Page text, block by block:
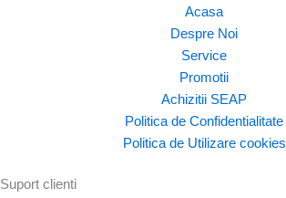
Acasa
Despre Noi
Service
Promotii
Achizitii SEAP
Politica de Confidentialitate
Politica de Utilizare cookies
Suport clienti